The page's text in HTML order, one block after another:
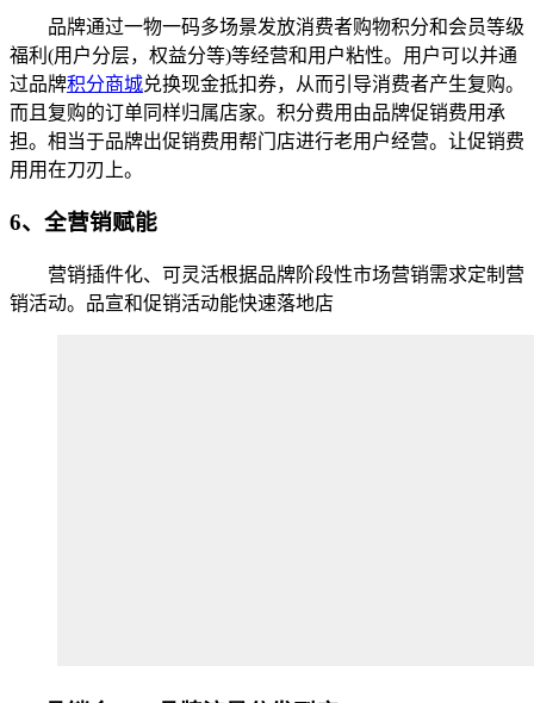
品牌通过一物一码多场景发放消费者购物积分和会员等级
福利(用户分层，权益分等)等经营和用户粘性。用户可以并通
过品牌积分商城兑换现金抵扣券，从而引导消费者产生复购。
而且复购的订单同样归属店家。积分费用由品牌促销费用承
担。相当于品牌出促销费用帮门店进行老用户经营。让促销费
用用在刀刃上。
6、全营销赋能
营销插件化、可灵活根据品牌阶段性市场营销需求定制营
销活动。品宣和促销活动能快速落地店